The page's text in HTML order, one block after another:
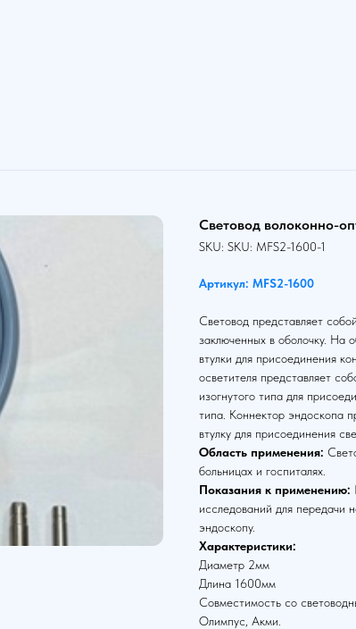
Световод волоконно-
SKU: SKU: MFS2-1600-1
Артикул: MFS2-1600
Световод представляет
заключенных в оболочку. На
втулки для присоединения
осветителя представляет
изогнутого типа для
типа. Коннектор эндоскопа
втулку для присоединения
Область применения:
больницах и госпиталях.
Показания к применению:
исследований для передачи
эндоскопу.
Характеристики:
Диаметр 2мм
Длина 1600мм
Совместимость со
Олимпус, Акми.